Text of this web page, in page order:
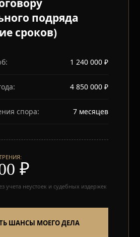
подряда
сроков)
1 240 000 ₽
4 850 000 ₽
спора: 7 месяцев
₽
учета неустоек и судебных издержек
ШАНСЫ МОЕГО ДЕЛА